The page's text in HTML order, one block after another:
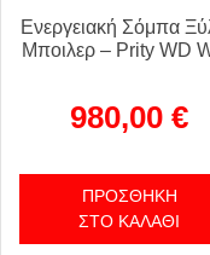
Ενεργειακή Σόμπα
Μποιλερ – Prity WD
980,00 €
ΠΡΟΣΘΉΚΗ
ΣΤΟ ΚΑΛΆΘΙ